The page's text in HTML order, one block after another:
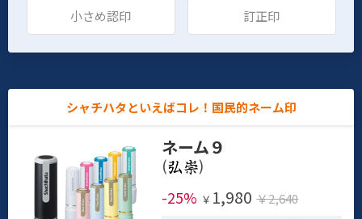
小さめ認印 訂正印
シャチハタといえばコレ！国民的ネーム印
ネーム９
(
)
-25% ￥ 1,980 ￥2,640